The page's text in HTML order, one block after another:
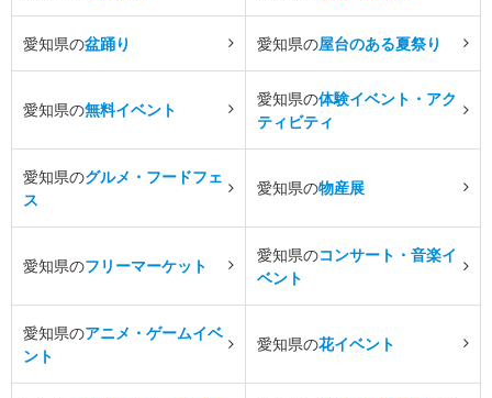
愛知県の盆踊り 愛知県の屋台のある夏祭り
愛知県の無料イベント
愛知県の体験イベント・アク
ティビティ
愛知県のグルメ・フードフェ
ス
愛知県の物産展
愛知県のフリーマーケット
愛知県のコンサート・音楽イ
ベント
愛知県のアニメ・ゲームイベ
ント
愛知県の花イベント